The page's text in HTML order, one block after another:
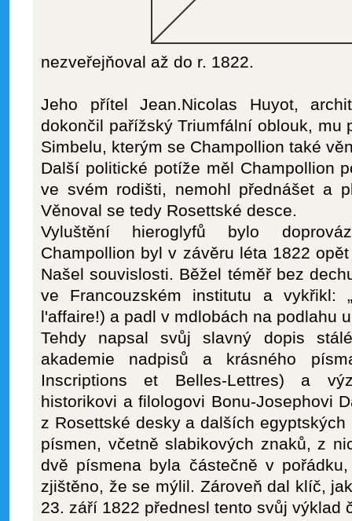
nezveřejňoval až do r. 1822.
Jeho přítel Jean.Nicolas Huyot,
dokončil pařížský Triumfální oblouk, mu
Simbelu, kterým se Champollion také
Další politické potíže měl Champollion
ve svém rodišti, nemohl přednášet a
Věnoval se tedy Rosettské desce.
Vyluštění hieroglyfů bylo
Champollion byl v závěru léta 1822
Našel souvislosti. Běžel téměř bez
ve Francouzském institutu a vykřikl:
l'affaire!) a padl v mdlobách na podlahu
Tehdy napsal svůj slavný dopis
akademie nadpisů a krásného
Inscriptions et Belles-Lettres) a
historikovi a filologovi Bonu-Josephovi
z Rosettské desky a dalších
písmen, včetně slabikových znaků, z
dvě písmena byla částečně v
zjištěno, že se mýlil. Zároveň dal klíč,
23. září 1822 přednesl tento svůj výklad